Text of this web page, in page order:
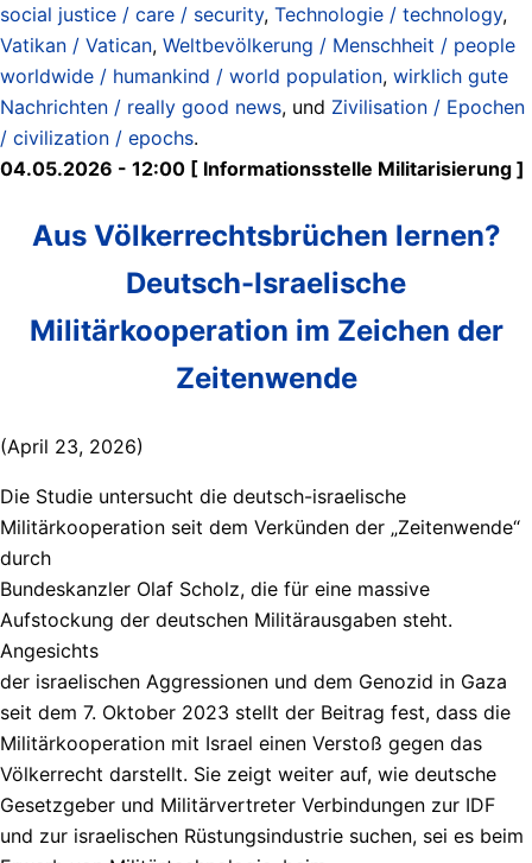
social justice / care / security, Technologie / technology,
Vatikan / Vatican, Weltbevölkerung / Menschheit / people
worldwide / humankind / world population, wirklich gute
Nachrichten / really good news, und Zivilisation / Epochen
/ civilization / epochs.
04.05.2026 - 12:00 [ Informationsstelle Militarisierung ]
Aus Völkerrechtsbrüchen lernen?
Deutsch-Israelische
Militärkooperation im Zeichen der
Zeitenwende
(April 23, 2026)
Die Studie untersucht die deutsch-israelische
Militärkooperation seit dem Verkünden der „Zeitenwende“
durch
Bundeskanzler Olaf Scholz, die für eine massive
Aufstockung der deutschen Militärausgaben steht.
Angesichts
der israelischen Aggressionen und dem Genozid in Gaza
seit dem 7. Oktober 2023 stellt der Beitrag fest, dass die
Militärkooperation mit Israel einen Verstoß gegen das
Völkerrecht darstellt. Sie zeigt weiter auf, wie deutsche
Gesetzgeber und Militärvertreter Verbindungen zur IDF
und zur israelischen Rüstungsindustrie suchen, sei es beim